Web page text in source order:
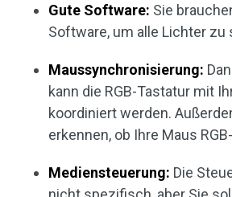
Gute Software: Sie
Software, um alle Lichter zu
Maussynchronisierung:
kann die RGB-Tastatur mit
koordiniert werden.
erkennen, ob Ihre Maus
Mediensteuerung: Die